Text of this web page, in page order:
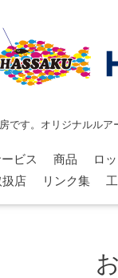
です。オリジナルル
ビス 商品 ロ
扱店
リンク集